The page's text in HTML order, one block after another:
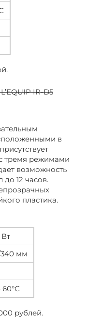
IR-D5
в
тремя режимами
возможность
до 12 часов.
пластика.
мм
60°С
рублей.